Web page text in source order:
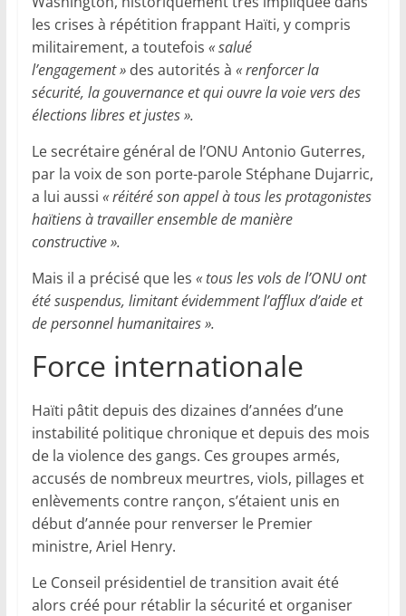
les crises à répétition frappant Haïti, y compris
militairement, a toutefois « salué
l’engagement » des autorités à « renforcer la
sécurité, la gouvernance et qui ouvre la voie vers des
élections libres et justes ».
Le secrétaire général de l’ONU Antonio Guterres,
par la voix de son porte-parole Stéphane Dujarric,
a lui aussi « réitéré son appel à tous les protagonistes
haïtiens à travailler ensemble de manière
constructive ».
Mais il a précisé que les « tous les vols de l’ONU ont
été suspendus, limitant évidemment l’afflux d’aide et
de personnel humanitaires ».
Force internationale
Haïti pâtit depuis des dizaines d’années d’une
instabilité politique chronique et depuis des mois
de la violence des gangs. Ces groupes armés,
accusés de nombreux meurtres, viols, pillages et
enlèvements contre rançon, s’étaient unis en
début d’année pour renverser le Premier
ministre, Ariel Henry.
Le Conseil présidentiel de transition avait été
alors créé pour rétablir la sécurité et organiser